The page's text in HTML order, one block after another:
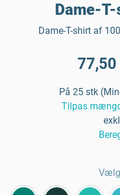
Dame-
Dame-T-shirt af
77,50
På 25 stk
Tilpas